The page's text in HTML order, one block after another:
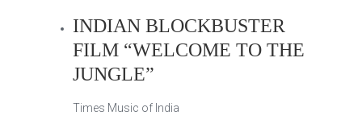
INDIAN BLOCKBUSTER
FILM “WELCOME TO THE
JUNGLE”
Times Music of India